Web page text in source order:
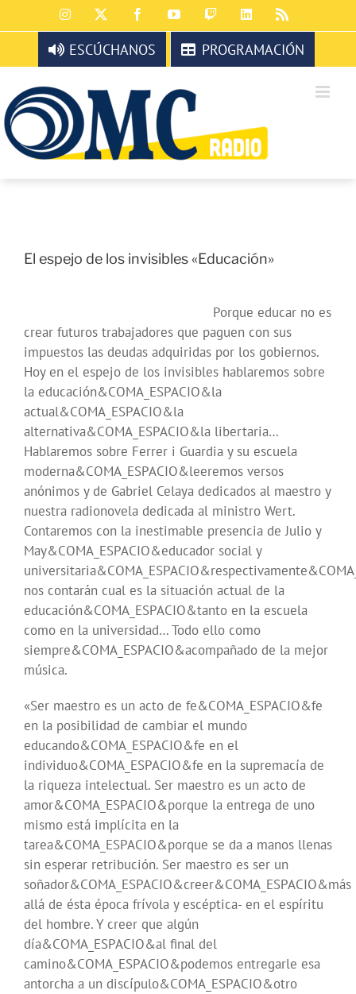
al
contenido
Instagram FacebookYouTubeTwitchLinkedIn
ESCÚCHANOS PROGRAMACIÓN
El espejo de los invisibles «Educación»
Porque educar no es
crear futuros trabajadores que paguen con sus
impuestos las deudas adquiridas por los gobiernos.
Hoy en el espejo de los invisibles hablaremos sobre
la educación&COMA_ESPACIO&la
actual&COMA_ESPACIO&la
alternativa&COMA_ESPACIO&la libertaria…
Hablaremos sobre Ferrer i Guardia y su escuela
moderna&COMA_ESPACIO&leeremos versos
anónimos y de Gabriel Celaya dedicados al maestro y
nuestra radionovela dedicada al ministro Wert.
Contaremos con la inestimable presencia de Julio y
May&COMA_ESPACIO&educador social y
nos contarán cual es la situación actual de la
educación&COMA_ESPACIO&tanto en la escuela
como en la universidad… Todo ello como
siempre&COMA_ESPACIO&acompañado de la mejor
música.
«Ser maestro es un acto de fe&COMA_ESPACIO&fe
en la posibilidad de cambiar el mundo
educando&COMA_ESPACIO&fe en el
individuo&COMA_ESPACIO&fe en la supremacía de
la riqueza intelectual. Ser maestro es un acto de
amor&COMA_ESPACIO&porque la entrega de uno
mismo está implícita en la
tarea&COMA_ESPACIO&porque se da a manos llenas
sin esperar retribución. Ser maestro es ser un
soñador&COMA_ESPACIO&creer&COMA_ESPACIO&más
allá de ésta época frívola y escéptica- en el espíritu
del hombre. Y creer que algún
día&COMA_ESPACIO&al final del
camino&COMA_ESPACIO&podemos entregarle esa
antorcha a un discípulo&COMA_ESPACIO&otro